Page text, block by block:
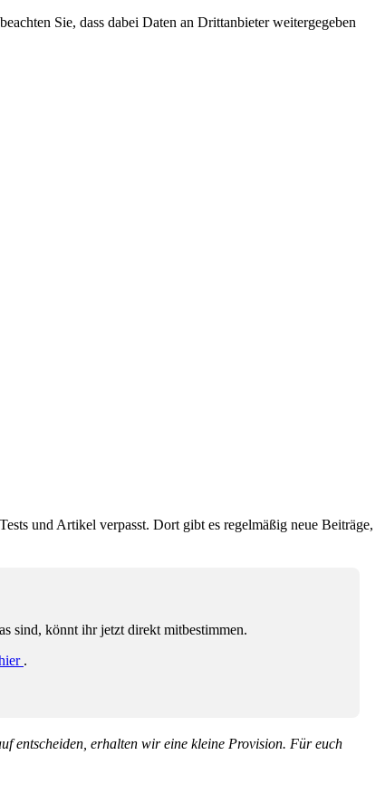
Sie, dass dabei Daten an Drittanbieter weitergegeben
und Artikel verpasst. Dort gibt es regelmäßig neue Beiträge,
sind, könnt ihr jetzt direkt mitbestimmen.
.
entscheiden, erhalten wir eine kleine Provision. Für euch